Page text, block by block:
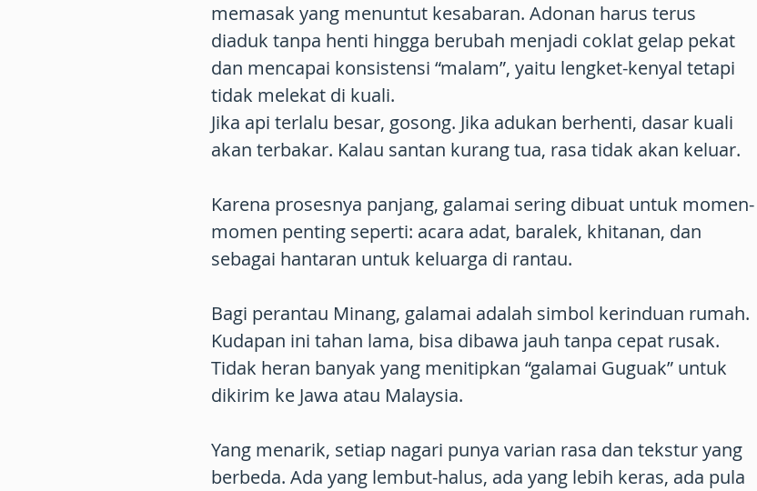
memasak yang menuntut kesabaran. Adonan harus terus
diaduk tanpa henti hingga berubah menjadi coklat gelap pekat
dan mencapai konsistensi “malam”, yaitu lengket-kenyal tetapi
tidak melekat di kuali.
Jika api terlalu besar, gosong. Jika adukan berhenti, dasar kuali
akan terbakar. Kalau santan kurang tua, rasa tidak akan keluar.
Karena prosesnya panjang, galamai sering dibuat untuk momen-
momen penting seperti: acara adat, baralek, khitanan, dan
sebagai hantaran untuk keluarga di rantau.
Bagi perantau Minang, galamai adalah simbol kerinduan rumah.
Kudapan ini tahan lama, bisa dibawa jauh tanpa cepat rusak.
Tidak heran banyak yang menitipkan “galamai Guguak” untuk
dikirim ke Jawa atau Malaysia.
Yang menarik, setiap nagari punya varian rasa dan tekstur yang
berbeda. Ada yang lembut-halus, ada yang lebih keras, ada pula